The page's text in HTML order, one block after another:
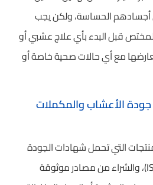
أجسادهم الحساسة، ولكن يجب
قبل البدء بأي علاج عشبي أو
مع أي حالات صحية خاصة أو
الأعشاب والمكملات
التي تحمل شهادات الجودة
العالمية مثل (GMP) أو (ISO)، والشراء من مصادر موثوقة